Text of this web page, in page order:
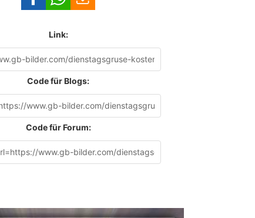
Link:
Code für Blogs:
Code für Forum: